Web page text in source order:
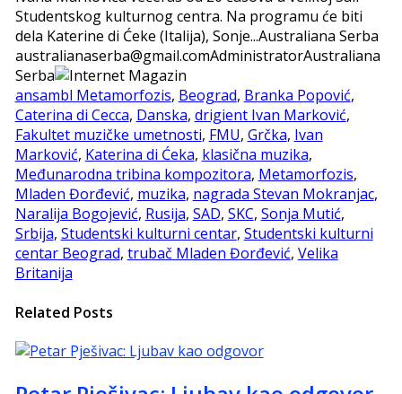
Studentskog kulturnog centra. Na programu će biti
dela Katerine di Ćeke (Italija), Sonje...Australiana Serba
australianaserba@gmail.comAdministratorAustraliana
Serba
ansambl Metamorfozis, Beograd, Branka Popović,
Caterina di Cecca, Danska, drigient Ivan Marković,
Fakultet muzičke umetnosti, FMU, Grčka, Ivan
Marković, Katerina di Ćeka, klasična muzika,
Međunarodna tribina kompozitora, Metamorfozis,
Mladen Đorđević, muzika, nagrada Stevan Mokranjac,
Naralija Bogojević, Rusija, SAD, SKC, Sonja Mutić,
Srbija, Studentski kulturni centar, Studentski kulturni
centar Beograd, trubač Mladen Đorđević, Velika
Britanija
Related Posts